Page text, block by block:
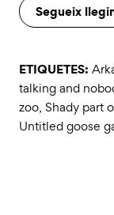
Segueix
ETIQUETES:
talking and
zoo, Shady part
Untitled goose